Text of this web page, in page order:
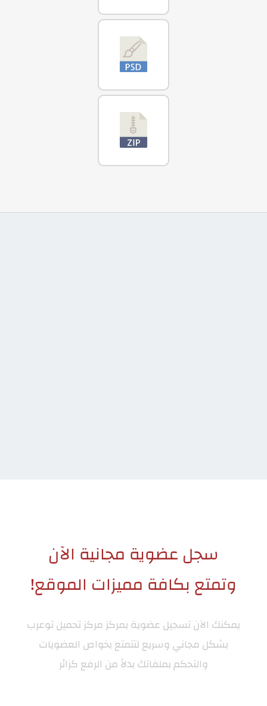
سجل عضوية مجانية الآن
وتمتع بكافة مميزات الموقع!
يمكنك الآن تسجيل عضوية بمركزمركز تحميل توعرب
بشكل مجاني وسريع لتتمتع بخواص العضويات
والتحكم بملفاتك بدلاً من الرفع كزائر